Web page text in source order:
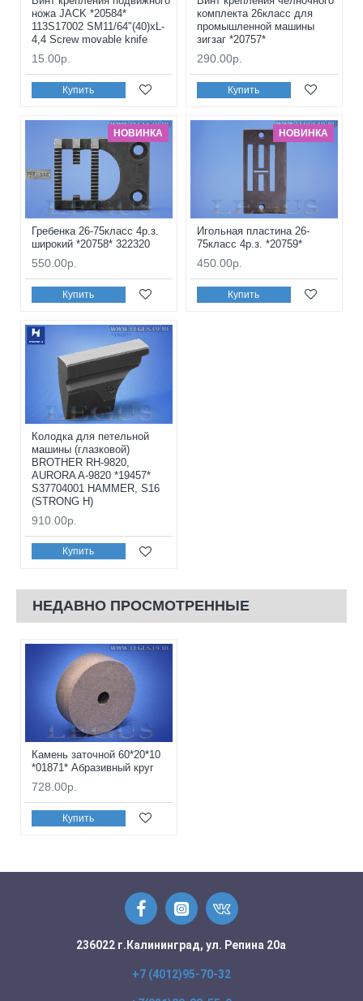
ножа JACK *20584*
113S17002 SM11/64"(40)xL-
4,4 Screw movable knife
15.00р.
Купить
комплекта 26класс для
промышленной машины
зигзаг *20757*
290.00р.
Купить
НОВИНКА
Гребенка 26-75класс 4р.з.
широкий *20758* 322320
550.00р.
Купить
НОВИНКА
Игольная пластина 26-
75класс 4р.з. *20759*
450.00р.
Купить
Колодка для петельной
машины (глазковой)
BROTHER RH-9820,
AURORA A-9820 *19457*
S37704001 HAMMER, S16
(STRONG H)
910.00р.
Купить
НЕДАВНО ПРОСМОТРЕННЫЕ
Камень заточной 60*20*10
*01871* Абразивный круг
728.00р.
Купить
236022 г.Калининград, ул. Репина 20а
+7 (4012)95-70-32